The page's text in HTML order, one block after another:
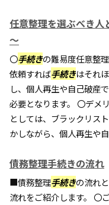
任意整理を選ぶべき人
～
〇手続きの難易度任意整
依頼すれば手続きはそれ
し、個人再生や自己破産
必要となります。 〇デメ
としては、ブラックリス
かしながら、個人再生や
債務整理手続きの流れ
■債務整理手続きの流れ
流れをご紹介します。 〇